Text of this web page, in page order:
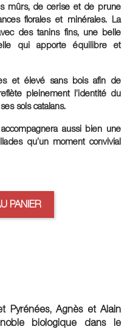
mûrs, de cerise et de prune
florales et minérales. La
des tanins fins, une belle
qui apporte équilibre et
et élevé sans bois afin de
pleinement l’identité du
sols catalans.
aussi bien une
qu’un moment convivial
PANIER
Pyrénées, Agnès et Alain
biologique dans le